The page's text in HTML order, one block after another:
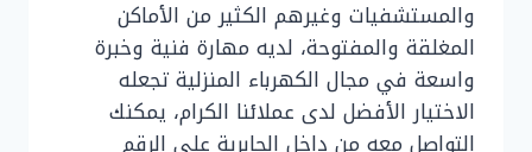
والمستشفيات وغيرهم الكثير من الأماكن
المغلقة والمفتوحة، لديه مهارة فنية وخبرة
واسعة في مجال الكهرباء المنزلية تجعله
الاختيار الأفضل لدى عملائنا الكرام، يمكنك
التواصل معه من داخل الجابرية على الرقم